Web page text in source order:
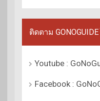
ติดตาม
Youtube :
Facebook :